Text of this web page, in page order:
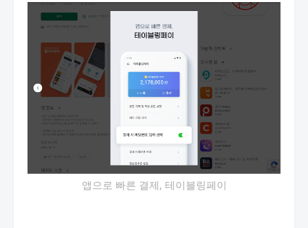
앱으로 빠른 결제, 테이블링페이